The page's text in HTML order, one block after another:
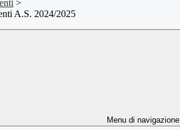
>
A.S. 2024/2025
Menu di navigazione